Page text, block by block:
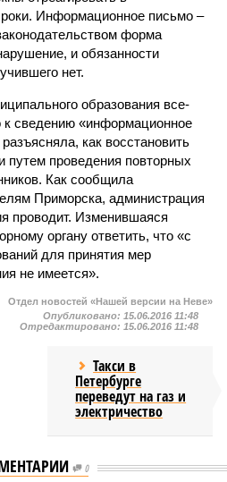
Информационное письмо –
форма
и обязанности
нет.
образования все-
к сведению «информационное
как восстановить
путем проведения повторных
Как сообщила
Приморска, администрация
проводит. Изменившаяся
органу ответить, что «с
для принятия мер
не имеется».
Отдел новостей «Нашей версии на Неве»
Опубликовано: 15.06.2016 11:48
Отредактировано: 15.06.2016 11:48
Такси в
Петербурге
переведут на газ и
электричество
0